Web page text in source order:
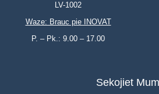
LV-1002
Waze: Brauc pie INOVAT
P. – Pk.: 9.00 – 17.00
Sekojiet